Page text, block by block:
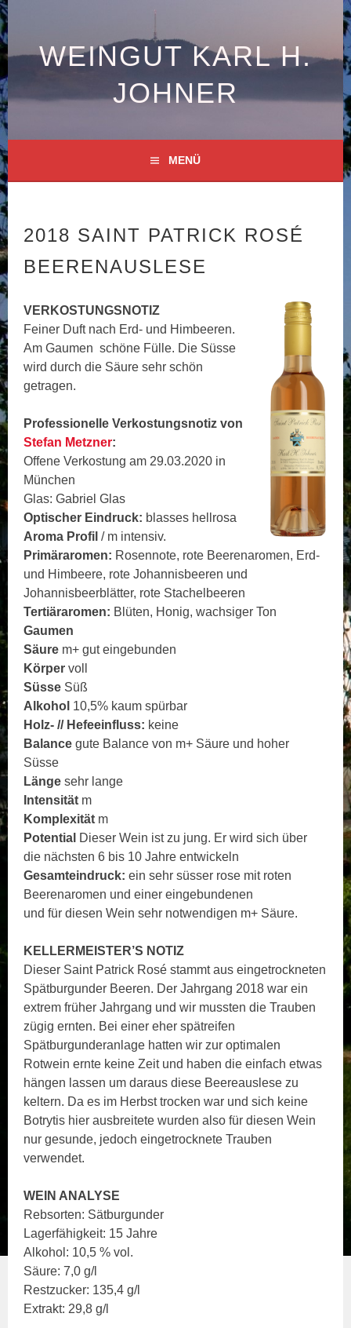
Springe
zum
Inhalt WEINGUT KARL H.
JOHNER
MENÜ
2018 SAINT PATRICK ROSÉ
BEERENAUSLESE
VERKOSTUNGSNOTIZ
Feiner Duft nach Erd- und Himbeeren.
Am Gaumen schöne Fülle. Die Süsse
wird durch die Säure sehr schön
getragen.
Professionelle Verkostungsnotiz von
Stefan Metzner:
Offene Verkostung am 29.03.2020 in
München
Glas: Gabriel Glas
Optischer Eindruck: blasses hellrosa
Aroma Profil / m intensiv.
Primäraromen: Rosennote, rote Beerenaromen, Erd-
und Himbeere, rote Johannisbeeren und
Johannisbeerblätter, rote Stachelbeeren
Tertiäraromen: Blüten, Honig, wachsiger Ton
Gaumen
Säure m+ gut eingebunden
Körper voll
Süsse Süß
Alkohol 10,5% kaum spürbar
Holz- // Hefeeinfluss: keine
Balance gute Balance von m+ Säure und hoher
Süsse
Länge sehr lange
Intensität m
Komplexität m
Potential Dieser Wein ist zu jung. Er wird sich über
die nächsten 6 bis 10 Jahre entwickeln
Gesamteindruck: ein sehr süsser rose mit roten
Beerenaromen und einer eingebundenen
und für diesen Wein sehr notwendigen m+ Säure.
KELLERMEISTER’S NOTIZ
Dieser Saint Patrick Rosé stammt aus eingetrockneten
Spätburgunder Beeren. Der Jahrgang 2018 war ein
extrem früher Jahrgang und wir mussten die Trauben
zügig ernten. Bei einer eher spätreifen
Spätburgunderanlage hatten wir zur optimalen
Rotwein ernte keine Zeit und haben die einfach etwas
hängen lassen um daraus diese Beereauslese zu
keltern. Da es im Herbst trocken war und sich keine
Botrytis hier ausbreitete wurden also für diesen Wein
nur gesunde, jedoch eingetrocknete Trauben
verwendet.
WEIN ANALYSE
Rebsorten: Sätburgunder
Lagerfähigkeit: 15 Jahre
Alkohol: 10,5 % vol.
Säure: 7,0 g/l
Restzucker: 135,4 g/l
Extrakt: 29,8 g/l